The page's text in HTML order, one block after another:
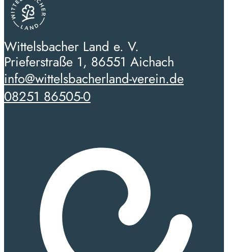
Wittelsbacher Land e. V.
Prieferstraße 1, 86551 Aichach
info@wittelsbacherland-verein.de
08251 86505-0